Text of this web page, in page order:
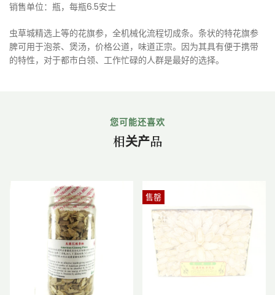
销售单位：瓶，每瓶6.5安士
虫草城精选上等的花旗参，全机械化流程切成条。条状的特花旗参
脾可用于泡茶、煲汤，价格公道，味道正宗。因为其具有便于携带
的特性，对于都市白领、工作忙碌的人群是最好的选择。
您可能还喜欢
相关产品
售罄